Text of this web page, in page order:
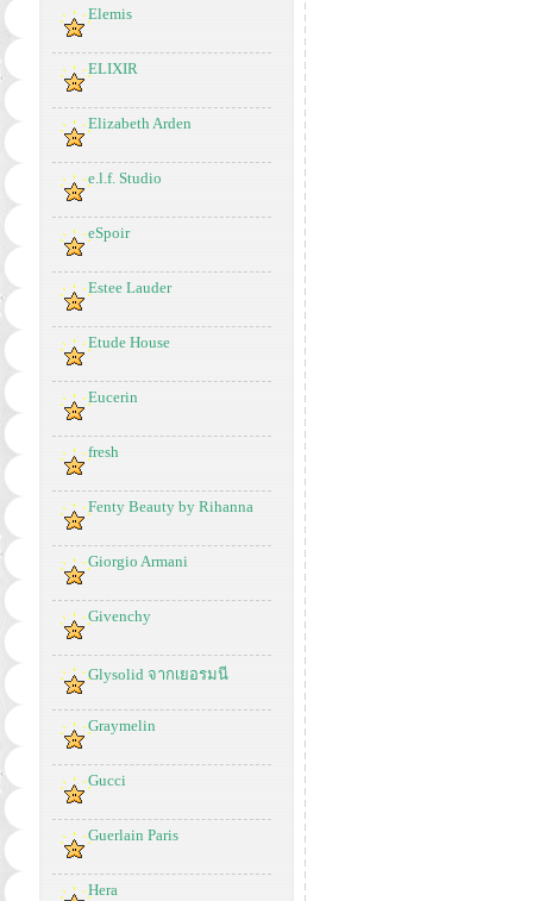
Elemis
ELIXIR
Elizabeth Arden
e.l.f. Studio
eSpoir
Estee Lauder
Etude House
Eucerin
fresh
Fenty Beauty by Rihanna
Giorgio Armani
Givenchy
Glysolid จากเยอรมนี
Graymelin
Gucci
Guerlain Paris
Hera